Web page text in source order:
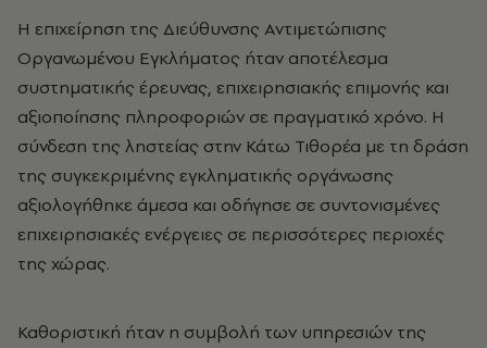
Η επιχείρηση της Διεύθυνσης Αντιμετώπισης
Οργανωμένου Εγκλήματος ήταν αποτέλεσμα
συστηματικής έρευνας, επιχειρησιακής επιμονής και
αξιοποίησης πληροφοριών σε πραγματικό χρόνο. Η
σύνδεση της ληστείας στην Κάτω Τιθορέα με τη δράση
της συγκεκριμένης εγκληματικής οργάνωσης
αξιολογήθηκε άμεσα και οδήγησε σε συντονισμένες
επιχειρησιακές ενέργειες σε περισσότερες περιοχές
της χώρας.
Καθοριστική ήταν η συμβολή των υπηρεσιών της